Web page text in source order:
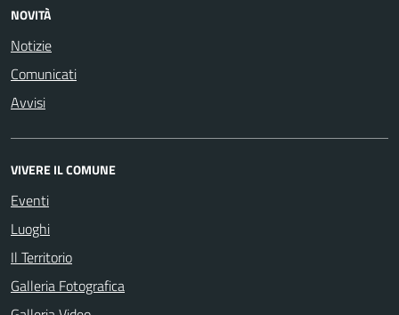
NOVITÀ
Notizie
Comunicati
Avvisi
VIVERE IL COMUNE
Eventi
Luoghi
Il Territorio
Galleria Fotografica